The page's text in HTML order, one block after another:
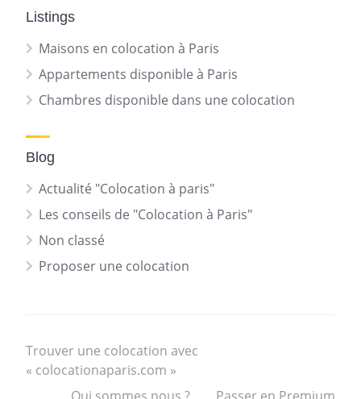
Listings
Maisons en colocation à Paris
Appartements disponible à Paris
Chambres disponible dans une colocation
Blog
Actualité "Colocation à paris"
Les conseils de "Colocation à Paris"
Non classé
Proposer une colocation
Trouver une colocation avec
« colocationaparis.com »